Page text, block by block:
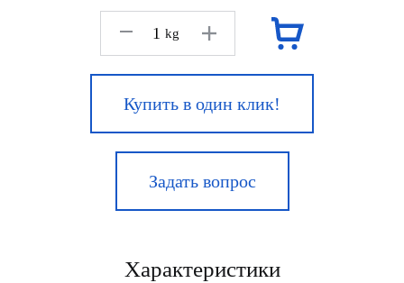
kg
Купить в один клик!
Задать вопрос
Характеристики